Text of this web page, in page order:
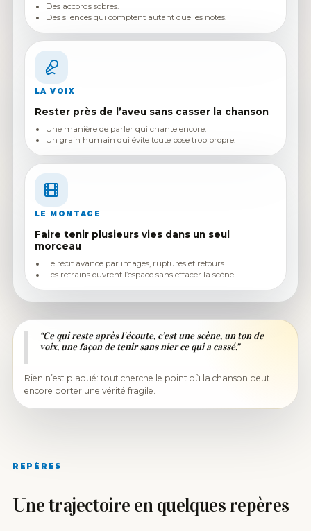
Des accords sobres.
Des silences qui comptent autant que les notes.
LA VOIX
Rester près de l’aveu sans casser la chanson
Une manière de parler qui chante encore.
Un grain humain qui évite toute pose trop propre.
LE MONTAGE
Faire tenir plusieurs vies dans un seul
morceau
Le récit avance par images, ruptures et retours.
Les refrains ouvrent l’espace sans effacer la scène.
“Ce qui reste après l’écoute, c’est une scène, un ton de
voix, une façon de tenir sans nier ce qui a cassé.”
Rien n’est plaqué: tout cherche le point où la chanson peut
encore porter une vérité fragile.
REPÈRES
Une trajectoire en quelques repères